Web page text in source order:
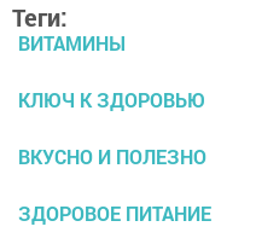
Теги:
ВИТАМИНЫ
КЛЮЧ К ЗДОРОВЬЮ
ВКУСНО И ПОЛЕЗНО
ЗДОРОВОЕ ПИТАНИЕ